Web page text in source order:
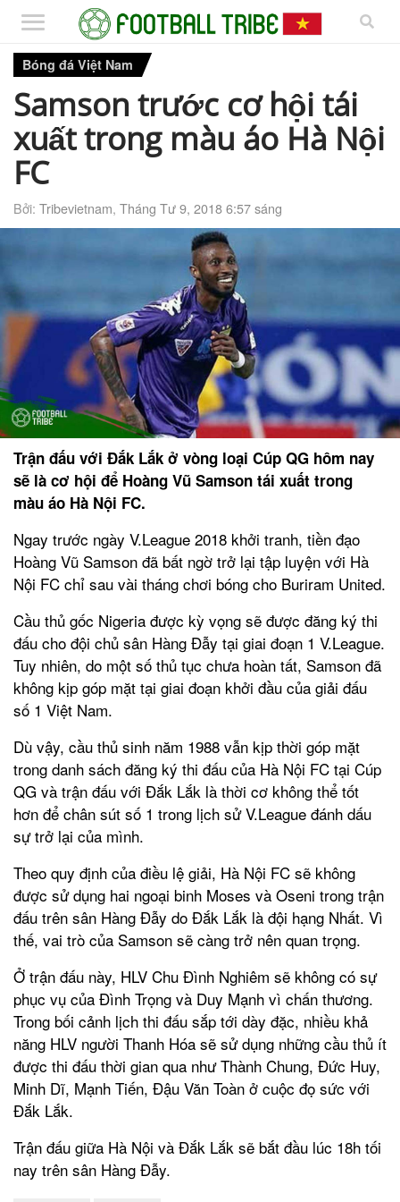
Bóng đá Việt Nam
Samson trước cơ hội tái
xuất trong màu áo Hà Nội
FC
Bởi: Tribevietnam, Tháng Tư 9, 2018 6:57 sáng
Trận đấu với Đắk Lắk ở vòng loại Cúp QG hôm nay
sẽ là cơ hội để Hoàng Vũ Samson tái xuất trong
màu áo Hà Nội FC.
Ngay trước ngày V.League 2018 khởi tranh, tiền đạo
Hoàng Vũ Samson đã bất ngờ trở lại tập luyện với Hà
Nội FC chỉ sau vài tháng chơi bóng cho Buriram United.
Cầu thủ gốc Nigeria được kỳ vọng sẽ được đăng ký thi
đấu cho đội chủ sân Hàng Đẫy tại giai đoạn 1 V.League.
Tuy nhiên, do một số thủ tục chưa hoàn tất, Samson đã
không kịp góp mặt tại giai đoạn khởi đầu của giải đấu
số 1 Việt Nam.
Dù vậy, cầu thủ sinh năm 1988 vẫn kịp thời góp mặt
trong danh sách đăng ký thi đấu của Hà Nội FC tại Cúp
QG và trận đấu với Đắk Lắk là thời cơ không thể tốt
hơn để chân sút số 1 trong lịch sử V.League đánh dấu
sự trở lại của mình.
Theo quy định của điều lệ giải, Hà Nội FC sẽ không
được sử dụng hai ngoại binh Moses và Oseni trong trận
đấu trên sân Hàng Đẫy do Đắk Lắk là đội hạng Nhất. Vì
thế, vai trò của Samson sẽ càng trở nên quan trọng.
Ở trận đấu này, HLV Chu Đình Nghiêm sẽ không có sự
phục vụ của Đình Trọng và Duy Mạnh vì chấn thương.
Trong bối cảnh lịch thi đấu sắp tới dày đặc, nhiều khả
năng HLV người Thanh Hóa sẽ sử dụng những cầu thủ ít
được thi đấu thời gian qua như Thành Chung, Đức Huy,
Minh Dĩ, Mạnh Tiến, Đậu Văn Toàn ở cuộc đọ sức với
Đắk Lắk.
Trận đấu giữa Hà Nội và Đắk Lắk sẽ bắt đầu lúc 18h tối
nay trên sân Hàng Đẫy.